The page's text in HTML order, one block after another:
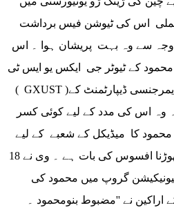
اس کی ٹیوشن فیس برداشت
سے وہ بہت پریشان ہوا ۔ اس
کے ٹیوٹر جی ایکس یو ایس ٹی
( GXUST )کے پہلے منسلک ہسپتال کے ایمرجنسی ڈیپارٹمنٹ کے
وہ اس کی مدد کے لیے کوئی کسر
کا میڈیکل کے شعبے کے لیے
مضبوط جذبہ ہے، اس کو چھوڑنا افسوس کی بات ہے ۔ وی نے 18
گروپ میں محمود کی
نے ''مضبوط بنومحمود ۔